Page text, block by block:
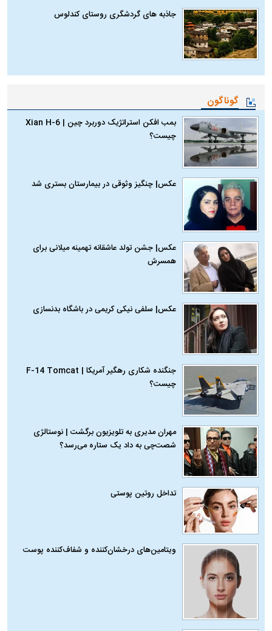
جاذبه های گردشگری روستای کندلوس
گوناگون
بمب افکن استراتژیک دوربرد چین | Xian H-6
چیست؟
عکس| چنگیز وثوقی در بیمارستان بستری شد
عکس| جشن تولد عاشقانه تهمینه میلانی برای
همسرش
عکس| سلفی نیکی کریمی در باشگاه بدنسازی
جنگنده شکاری رهگیر آمریکا | F-14 Tomcat
چیست؟
مهران مدیری به تلویزیون برگشت | نوستالژی
شصت‌چی به داد یک ستاره می‌رسد؟
تداخل روتین پوستی
ویتامین‌های درخشان‌کننده و شفاف‌کننده پوست